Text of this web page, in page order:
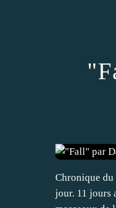
Chronique du
jour. 11 jours